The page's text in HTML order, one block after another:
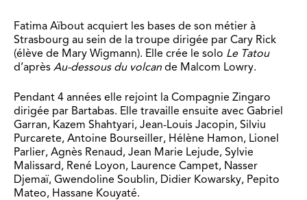
Fatima Aïbout acquiert les bases de son métier à
Strasbourg au sein de la troupe dirigée par Cary Rick
(élève de Mary Wigmann). Elle crée le solo Le Tatou
d’après Au-dessous du volcan de Malcom Lowry.
Pendant 4 années elle rejoint la Compagnie Zingaro
dirigée par Bartabas. Elle travaille ensuite avec Gabriel
Garran, Kazem Shahtyari, Jean-Louis Jacopin, Silviu
Purcarete, Antoine Bourseiller, Hélène Hamon, Lionel
Parlier, Agnès Renaud, Jean Marie Lejude, Sylvie
Malissard, René Loyon, Laurence Campet, Nasser
Djemaï, Gwendoline Soublin, Didier Kowarsky, Pepito
Mateo, Hassane Kouyaté.